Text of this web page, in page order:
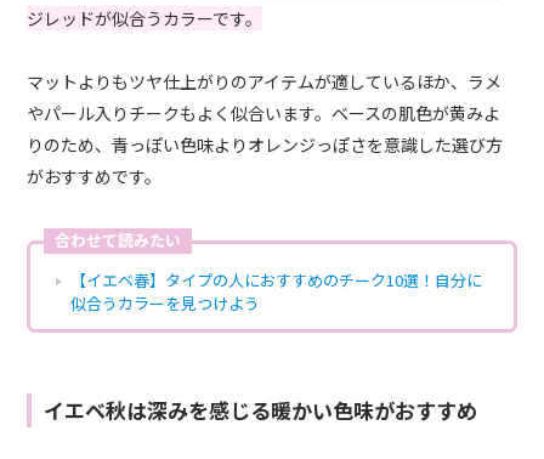
ジレッドが似合うカラーです。
マットよりもツヤ仕上がりのアイテムが適しているほか、ラメ
やパール入りチークもよく似合います。ベースの肌色が黄みよ
りのため、青っぽい色味よりオレンジっぽさを意識した選び方
がおすすめです。
合わせて読みたい
【イエベ春】タイプの人におすすめのチーク10選！自分に
似合うカラーを見つけよう
イエベ秋は深みを感じる暖かい色味がおすすめ